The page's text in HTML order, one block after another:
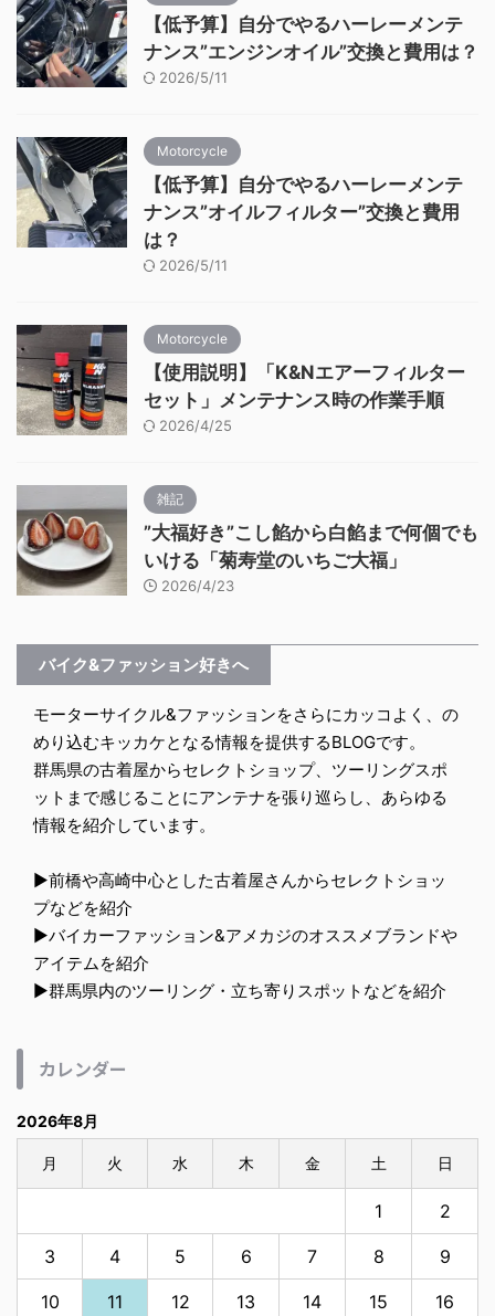
【低予算】自分でやるハーレーメンテ
ナンス”エンジンオイル”交換と費用は？
2026/5/11
Motorcycle
【低予算】自分でやるハーレーメンテ
ナンス”オイルフィルター”交換と費用
は？
2026/5/11
Motorcycle
【使用説明】「K&Nエアーフィルター
セット」メンテナンス時の作業手順
2026/4/25
雑記
”大福好き”こし餡から白餡まで何個でも
いける「菊寿堂のいちご大福」
2026/4/23
バイク&ファッション好きへ
モーターサイクル&ファッションをさらにカッコよく、の
めり込むキッカケとなる情報を提供するBLOGです。
群馬県の古着屋からセレクトショップ、ツーリングスポ
ットまで感じることにアンテナを張り巡らし、あらゆる
情報を紹介しています。
▶︎前橋や高崎中心とした古着屋さんからセレクトショッ
プなどを紹介
▶︎バイカーファッション&アメカジのオススメブランドや
アイテムを紹介
▶︎群馬県内のツーリング・立ち寄りスポットなどを紹介
カレンダー
2026年8月
月 火 水 木 金 土 日
1 2
3 4 5 6 7 8 9
10 11 12 13 14 15 16